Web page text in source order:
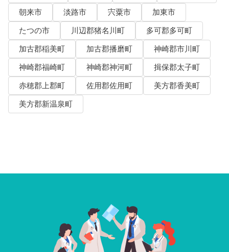
朝来市
淡路市 宍粟市
加東市
たつの市
川辺郡猪名川町
多可郡多可町
加古郡稲美町
加古郡播磨町
神崎郡市川町
神崎郡福崎町
神崎郡神河町
揖保郡太子町
赤穂郡上郡町
佐用郡佐用町
美方郡香美町
美方郡新温泉町